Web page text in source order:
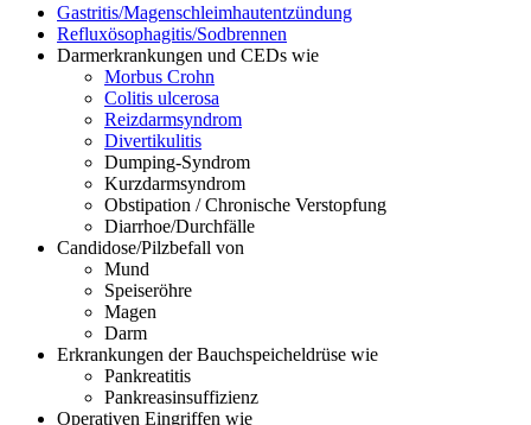
Gastritis/Magenschleimhautentzündung
Refluxösophagitis/Sodbrennen
Darmerkrankungen und CEDs wie
Morbus Crohn
Colitis ulcerosa
Reizdarmsyndrom
Divertikulitis
Dumping-Syndrom
Kurzdarmsyndrom
Obstipation / Chronische Verstopfung
Diarrhoe/Durchfälle
Candidose/Pilzbefall von
Mund
Speiseröhre
Magen
Darm
Erkrankungen der Bauchspeicheldrüse wie
Pankreatitis
Pankreasinsuffizienz
Operativen Eingriffen wie